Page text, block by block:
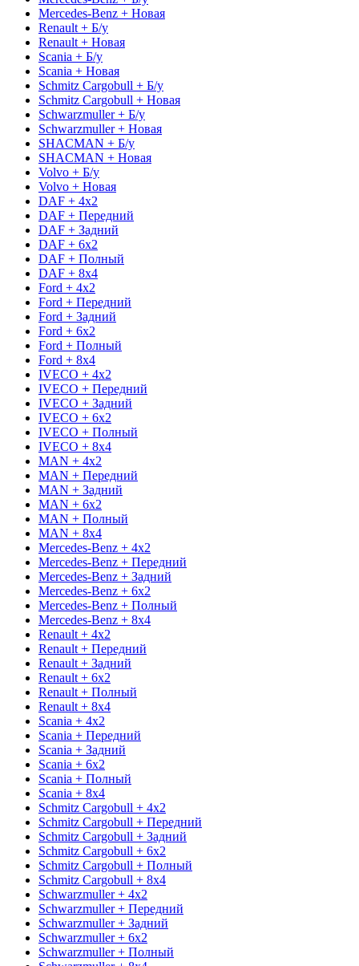
Mercedes-Benz + Новая
Renault + Б/у
Renault + Новая
Scania + Б/у
Scania + Новая
Schmitz Cargobull + Б/у
Schmitz Cargobull + Новая
Schwarzmuller + Б/у
Schwarzmuller + Новая
SHACMAN + Б/у
SHACMAN + Новая
Volvo + Б/у
Volvo + Новая
DAF + 4x2
DAF + Передний
DAF + Задний
DAF + 6x2
DAF + Полный
DAF + 8x4
Ford + 4x2
Ford + Передний
Ford + Задний
Ford + 6x2
Ford + Полный
Ford + 8x4
IVECO + 4x2
IVECO + Передний
IVECO + Задний
IVECO + 6x2
IVECO + Полный
IVECO + 8x4
MAN + 4x2
MAN + Передний
MAN + Задний
MAN + 6x2
MAN + Полный
MAN + 8x4
Mercedes-Benz + 4x2
Mercedes-Benz + Передний
Mercedes-Benz + Задний
Mercedes-Benz + 6x2
Mercedes-Benz + Полный
Mercedes-Benz + 8x4
Renault + 4x2
Renault + Передний
Renault + Задний
Renault + 6x2
Renault + Полный
Renault + 8x4
Scania + 4x2
Scania + Передний
Scania + Задний
Scania + 6x2
Scania + Полный
Scania + 8x4
Schmitz Cargobull + 4x2
Schmitz Cargobull + Передний
Schmitz Cargobull + Задний
Schmitz Cargobull + 6x2
Schmitz Cargobull + Полный
Schmitz Cargobull + 8x4
Schwarzmuller + 4x2
Schwarzmuller + Передний
Schwarzmuller + Задний
Schwarzmuller + 6x2
Schwarzmuller + Полный